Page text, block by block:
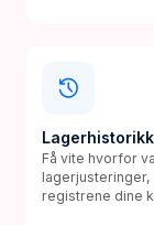
Lagerhistorikk
Få vite hvorfor
registrene dine